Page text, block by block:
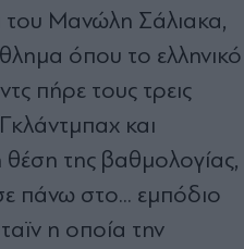
του Μανώλη Σάλιακα,
όπου το ελληνικό
πήρε τους τρεις
και
θέση της βαθμολογίας,
πάνω στο... εμπόδιο
η οποία την